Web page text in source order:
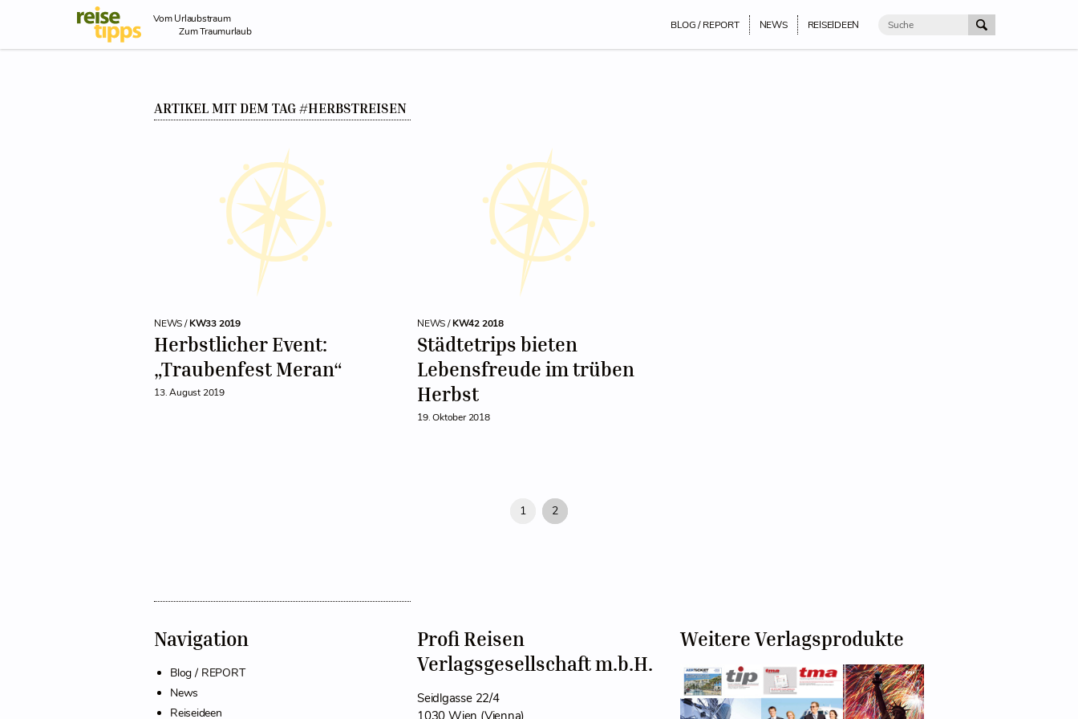
Skip to Content
Vom Urlaubstraum
Zum Traumurlaub
BLOG / REPORT NEWS REISEIDEEN
ARTIKEL MIT DEM TAG #HERBSTREISEN
NEWS /KW33 2019
Herbstlicher Event:
„Traubenfest Meran“
13. August 2019
NEWS /KW42 2018
Städtetrips bieten
Lebensfreude im trüben
Herbst
19. Oktober 2018
1 2
Navigation
Blog / REPORT
News
Reiseideen
Profi Reisen
Verlagsgesellschaft m.b.H.
Seidlgasse 22/4
Weitere Verlagsprodukte